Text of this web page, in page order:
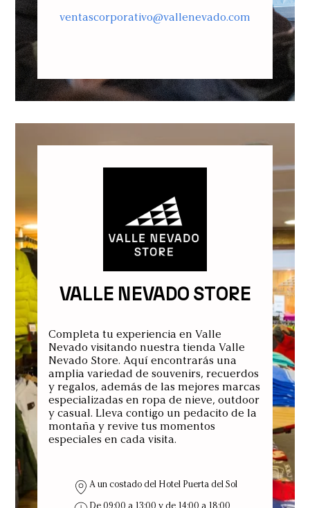
ventascorporativo@vallenevado.com
VALLE NEVADO STORE
Completa tu experiencia en Valle
Nevado visitando nuestra tienda Valle
Nevado Store. Aquí encontrarás una
amplia variedad de souvenirs, recuerdos
y regalos, además de las mejores marcas
especializadas en ropa de nieve, outdoor
y casual. Lleva contigo un pedacito de la
montaña y revive tus momentos
especiales en cada visita.
A un costado del Hotel Puerta del Sol
De 09:00 a 13:00 y de 14:00 a 18:00